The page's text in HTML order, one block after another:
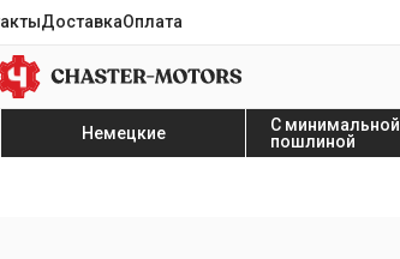
ДоставкаОплата
Немецкие
С минимальной
пошлиной